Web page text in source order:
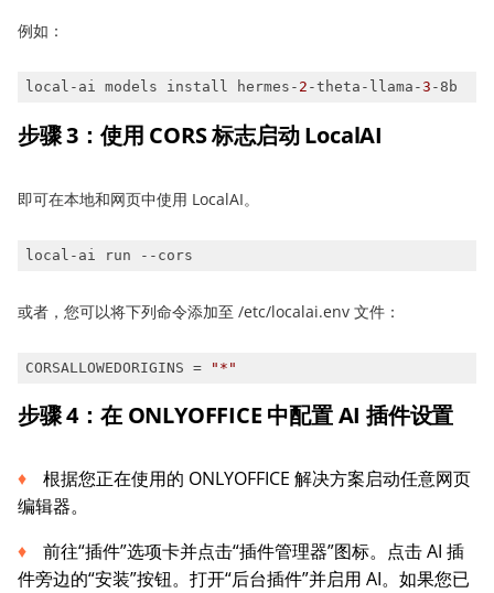
例如：
local-ai models install hermes- 2 -theta-llama-3 -8b
步骤 3 ：使用 CORS 标志启动 LocalAI
即可在本地和网页中使用 LocalAI。
local-ai run --cors
或者，您可以将下列命令添加至 /etc/localai.env 文件：
CORSALLOWEDORIGINS = "*"
步骤 4：在 ONLYOFFICE 中配置AI插件设置
根据您正在使用的 ONLYOFFICE 解决方案启动任意网页
编辑器。
前往“插件”选项卡并点击“插件管理器”图标。点击 AI 插
件旁边的“安装”按钮。打开“后台插件”并启用 AI。如果您已